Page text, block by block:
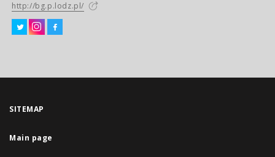
http://bg.p.lodz.pl/
SITEMAP
Main page